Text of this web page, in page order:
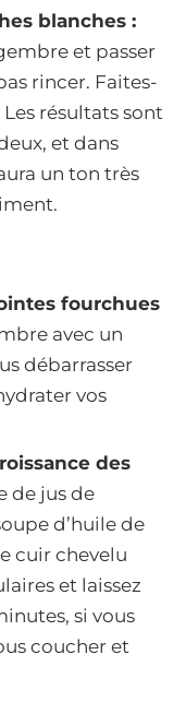
blanches :
et passer
rincer. Faites-
résultats sont
et dans
un ton très
fourchues
avec un
débarrasser
vos
des
de jus de
d’huile de
cuir chevelu
et laissez
si vous
coucher et